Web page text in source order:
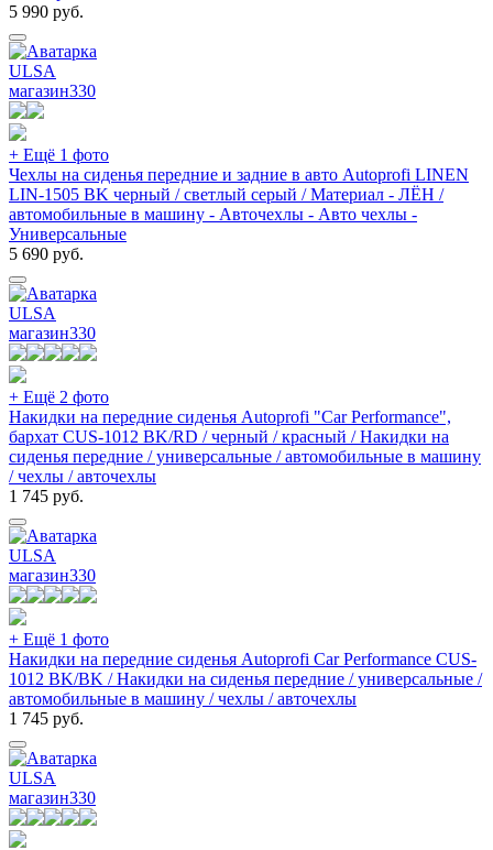
5 990 руб.
ULSA
магазин330
+ Ещё 1 фото
Чехлы на сиденья передние и задние в авто Autoprofi LINEN
LIN-1505 BK черный / светлый серый / Материал - ЛЁН /
автомобильные в машину - Авточехлы - Авто чехлы -
Универсальные
5 690 руб.
ULSA
магазин330
+ Ещё 2 фото
Накидки на передние сиденья Autoprofi "Car Performance",
бархат CUS-1012 BK/RD / черный / красный / Накидки на
сиденья передние / универсальные / автомобильные в машину
/ чехлы / авточехлы
1 745 руб.
ULSA
магазин330
+ Ещё 1 фото
Накидки на передние сиденья Autoprofi Car Performance CUS-
1012 BK/BK / Накидки на сиденья передние / универсальные /
автомобильные в машину / чехлы / авточехлы
1 745 руб.
ULSA
магазин330